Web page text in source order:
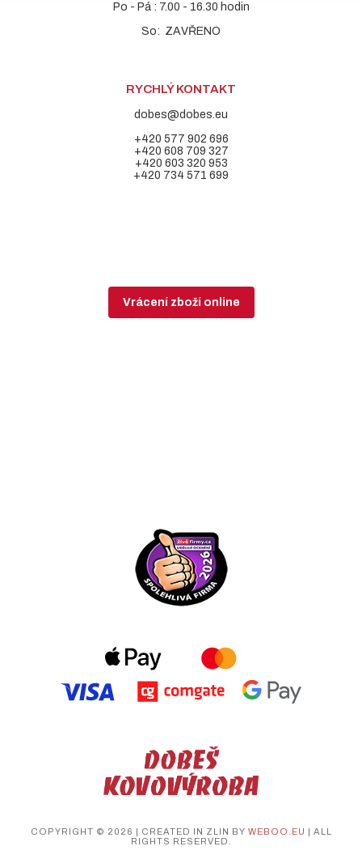
Po - Pá : 7.00 - 16.30 hodin
So: ZAVŘENO
RYCHLÝ KONTAKT
dobes@dobes.eu
+420 577 902 696
+420 608 709 327
+420 603 320 953
+420 734 571 699
Vrácení zboží online
COPYRIGHT © 2026 | CREATED IN ZLIN BY WEBOO.EU
| ALL
RIGHTS RESERVED.